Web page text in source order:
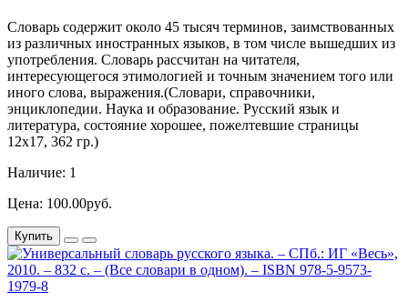
Словарь содержит около 45 тысяч терминов, заимствованных
из различных иностранных языков, в том числе вышедших из
употребления. Словарь рассчитан на читателя,
интересующегося этимологией и точным значением того или
иного слова, выражения.(Словари, справочники,
энциклопедии. Наука и образование. Русский язык и
литература, состояние хорошее, пожелтевшие страницы
12х17, 362 гр.)
Наличие: 1
Цена: 100.00руб.
Купить